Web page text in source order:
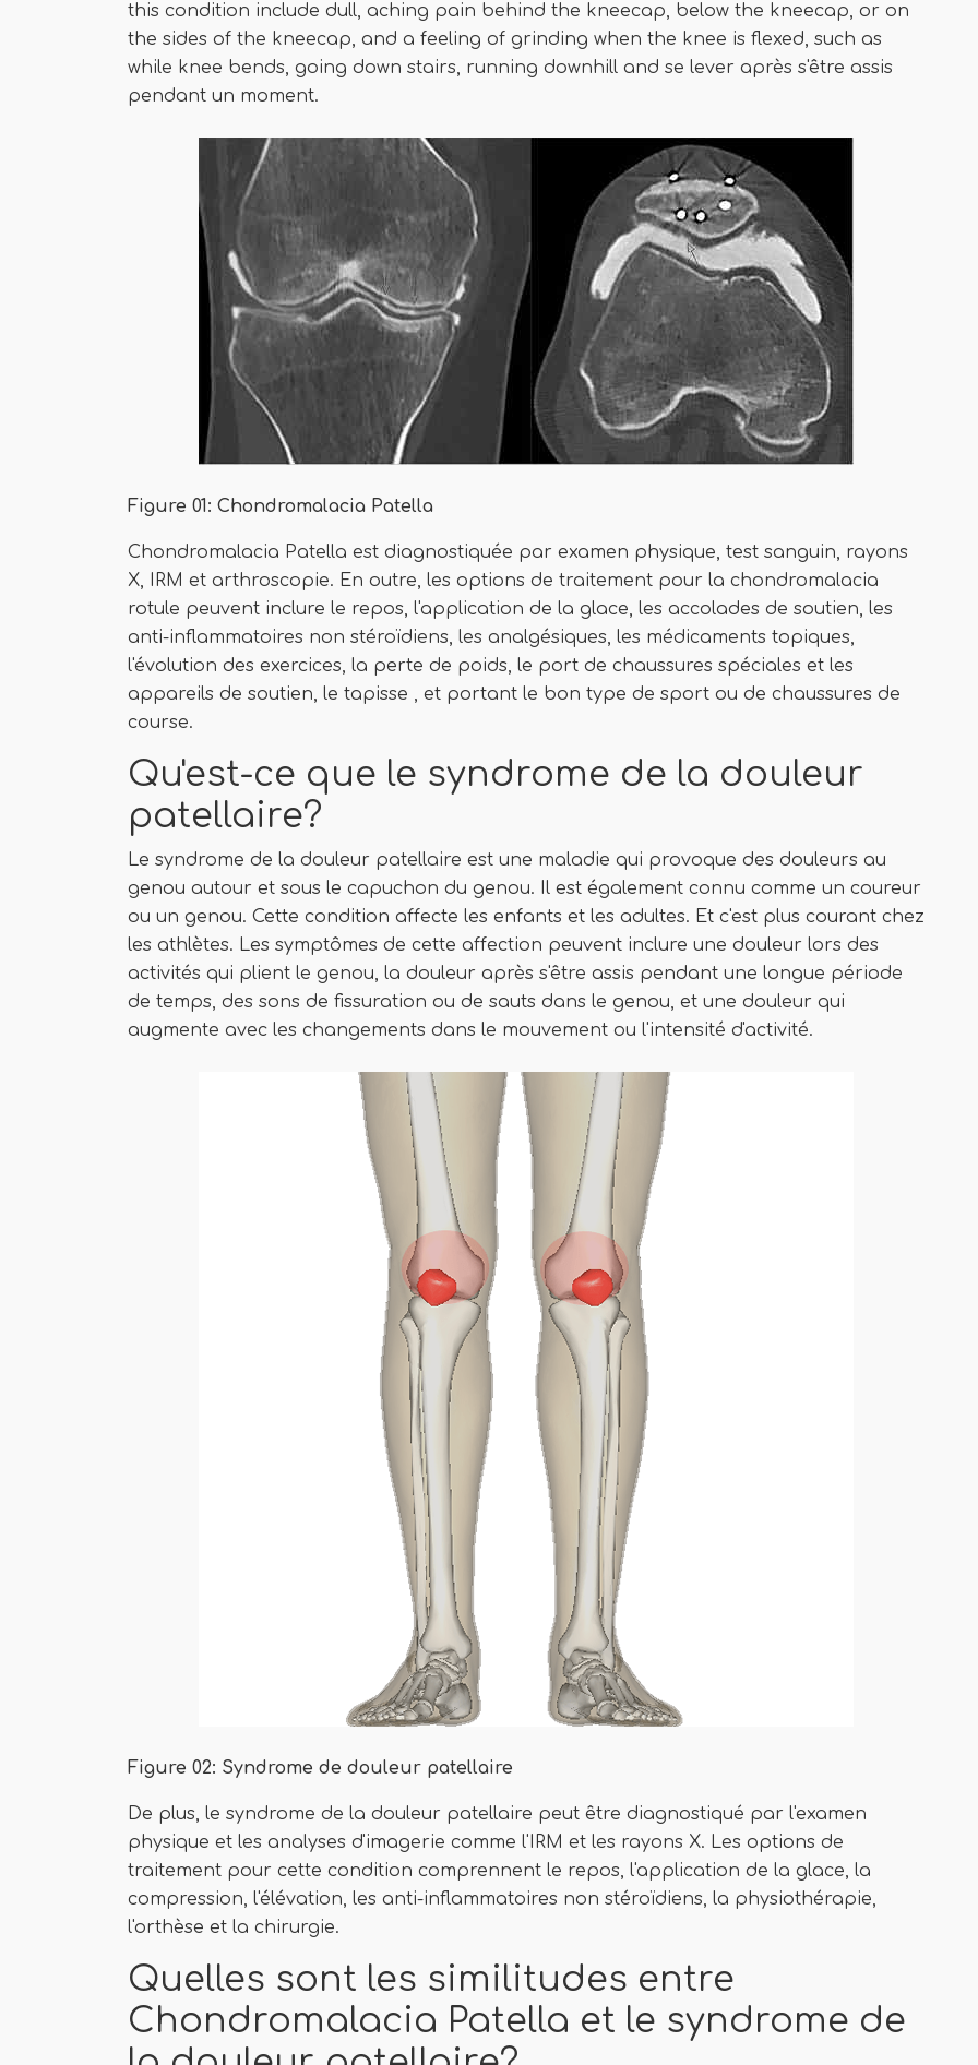
this condition include dull, aching pain behind the kneecap, below the kneecap, or on
the sides of the kneecap, and a feeling of grinding when the knee is flexed, such as
while knee bends, going down stairs, running downhill and se lever après s'être assis
pendant un moment.
Figure 01: Chondromalacia Patella
Chondromalacia Patella est diagnostiquée par examen physique, test sanguin, rayons
X, IRM et arthroscopie. En outre, les options de traitement pour la chondromalacia
rotule peuvent inclure le repos, l'application de la glace, les accolades de soutien, les
anti-inflammatoires non stéroïdiens, les analgésiques, les médicaments topiques,
l'évolution des exercices, la perte de poids, le port de chaussures spéciales et les
appareils de soutien, le tapisse , et portant le bon type de sport ou de chaussures de
course.
Qu'est-ce que le syndrome de la douleur
patellaire?
Le syndrome de la douleur patellaire est une maladie qui provoque des douleurs au
genou autour et sous le capuchon du genou. Il est également connu comme un coureur
ou un genou. Cette condition affecte les enfants et les adultes. Et c'est plus courant chez
les athlètes. Les symptômes de cette affection peuvent inclure une douleur lors des
activités qui plient le genou, la douleur après s'être assis pendant une longue période
de temps, des sons de fissuration ou de sauts dans le genou, et une douleur qui
augmente avec les changements dans le mouvement ou l'intensité d'activité.
Figure 02: Syndrome de douleur patellaire
De plus, le syndrome de la douleur patellaire peut être diagnostiqué par l'examen
physique et les analyses d'imagerie comme l'IRM et les rayons X. Les options de
traitement pour cette condition comprennent le repos, l'application de la glace, la
compression, l'élévation, les anti-inflammatoires non stéroïdiens, la physiothérapie,
l'orthèse et la chirurgie.
Quelles sont les similitudes entre
Chondromalacia Patella et le syndrome de